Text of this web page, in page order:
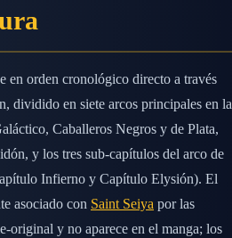
en orden cronológico directo a través
dividido en siete arcos principales en la
Caballeros Negros y de Plata,
y los tres sub-capítulos del arco de
Infierno y Capítulo Elysión). El
asociado con Saint Seiya por las
original y no aparece en el manga; los